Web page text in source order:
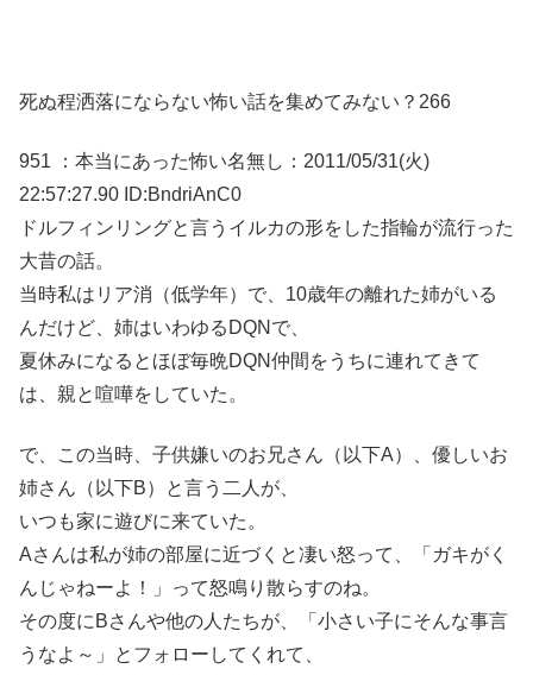
死ぬ程洒落にならない怖い話を集めてみない？266
951 ：本当にあった怖い名無し：2011/05/31(火)
22:57:27.90 ID:BndriAnC0
ドルフィンリングと言うイルカの形をした指輪が流行った
大昔の話。
当時私はリア消（低学年）で、10歳年の離れた姉がいる
んだけど、姉はいわゆるDQNで、
夏休みになるとほぼ毎晩DQN仲間をうちに連れてきて
は、親と喧嘩をしていた。
で、この当時、子供嫌いのお兄さん（以下A）、優しいお
姉さん（以下B）と言う二人が、
いつも家に遊びに来ていた。
Aさんは私が姉の部屋に近づくと凄い怒って、「ガキがく
んじゃねーよ！」って怒鳴り散らすのね。
その度にBさんや他の人たちが、「小さい子にそんな事言
うなよ～」とフォローしてくれて、